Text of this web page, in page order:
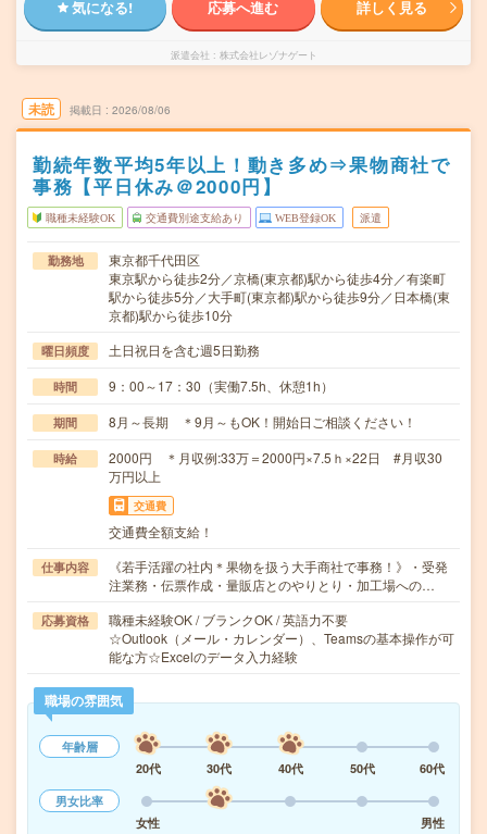
気になる! 応募へ進む 詳しく見る
派遣会社 株式会社レゾナゲート
未読 掲載日 2026/08/06
勤続年数平均5年以上！動き多め⇒果物商社で
事務【平日休み＠2000円】
職種未経験OK 交通費別途支給あり WEB登録OK 派遣
勤務地
東京都千代田区
東京駅から徒歩2分／京橋(東京都)駅から徒歩4分／有楽町
駅から徒歩5分／大手町(東京都)駅から徒歩9分／日本橋(東
京都)駅から徒歩10分
曜日頻度 土日祝日を含む週5日勤務
時間 9：00～17：30（実働7.5h、休憩1h）
期間 8月～長期 ＊9月～もOK！開始日ご相談ください！
時給
2000円 ＊月収例:33万＝2000円×7.5ｈ×22日 #月収30
万円以上
交通費
交通費全額支給！
仕事内容
《若手活躍の社内＊果物を扱う大手商社で事務！》・受発
注業務・伝票作成・量販店とのやりとり・加工場への…
応募資格
職種未経験OK / ブランクOK / 英語力不要
☆Outlook（メール・カレンダー）、Teamsの基本操作が可
能な方☆Excelのデータ入力経験
職場の雰囲気
年齢層
20代
30代 40代 50代
60代
男女比率
女性
男性